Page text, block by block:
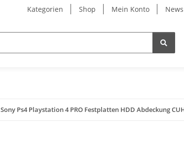
Kategorien Shop Mein Konto News
Sony Ps4 Playstation 4 PRO Festplatten HDD Abdeckung